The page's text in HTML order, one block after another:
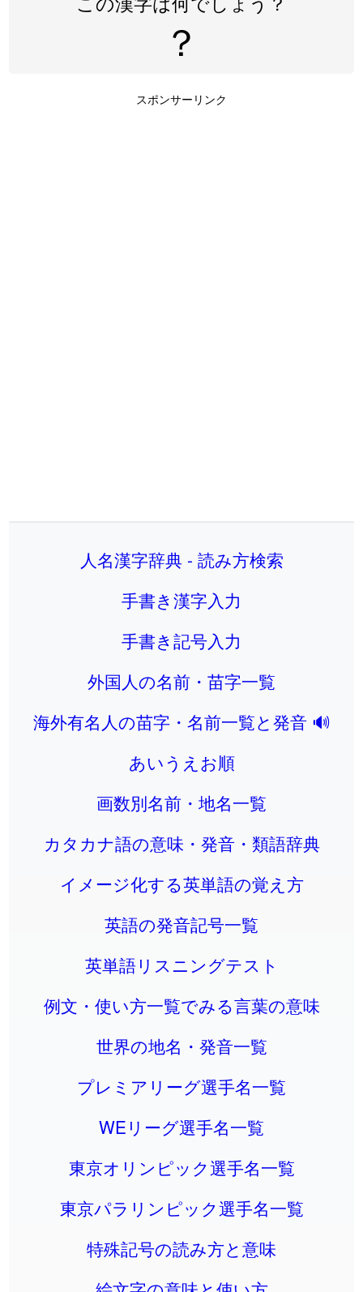
？
スポンサーリンク
人名漢字辞典 - 読み方検索
手書き漢字入力
手書き記号入力
外国人の名前・苗字一覧
海外有名人の苗字・名前一覧と発音 🔊
あいうえお順
画数別名前・地名一覧
カタカナ語の意味・発音・類語辞典
イメージ化する英単語の覚え方
英語の発音記号一覧
英単語リスニングテスト
例文・使い方一覧でみる言葉の意味
世界の地名・発音一覧
プレミアリーグ選手名一覧
WEリーグ選手名一覧
東京オリンピック選手名一覧
東京パラリンピック選手名一覧
特殊記号の読み方と意味